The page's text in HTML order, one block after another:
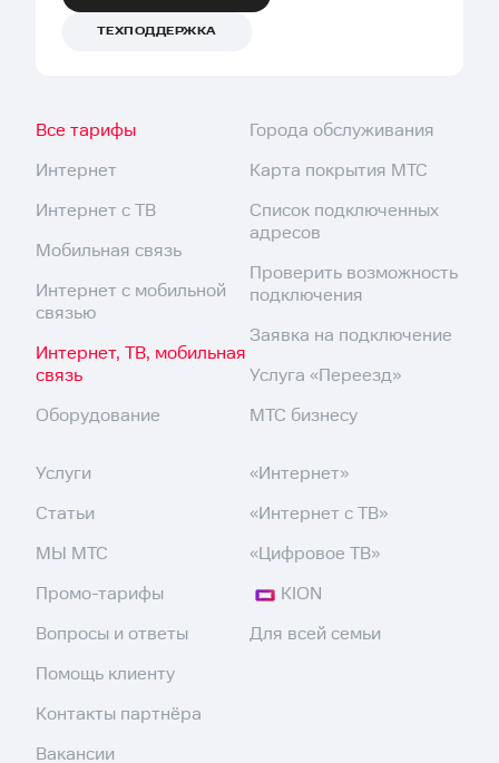
ТЕХПОДДЕРЖКА
Все тарифы
Интернет
Интернет с ТВ
Мобильная связь
Интернет с мобильной
связью
Интернет, ТВ, мобильная
связь
Оборудование
Города обслуживания
Карта покрытия МТС
Список подключенных
адресов
Проверить возможность
подключения
Заявка на подключение
Услуга «Переезд»
МТС бизнесу
Услуги
Статьи
МЫ МТС
Промо-тарифы
Вопросы и ответы
Помощь клиенту
Контакты партнёра
Вакансии
«Интернет»
«Интернет с ТВ»
«Цифровое ТВ»
KION
Для всей семьи